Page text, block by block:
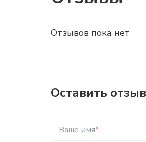
Отзывов пока нет
Оставить отзыв
Ваше имя*